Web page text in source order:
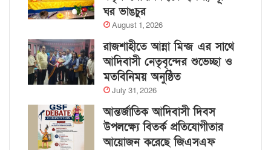
ঘর ভাঙচুর
August 1, 2026
রাজশাহীতে আন্না মিন্জ এর সাথে
আদিবাসী নেতৃবৃন্দের শুভেচ্ছা ও
মতবিনিময় অনুষ্ঠিত
July 31, 2026
আন্তর্জাতিক আদিবাসী দিবস
উপলক্ষ্যে বিতর্ক প্রতিযোগীতার
আয়োজন করেছে জিএসএফ